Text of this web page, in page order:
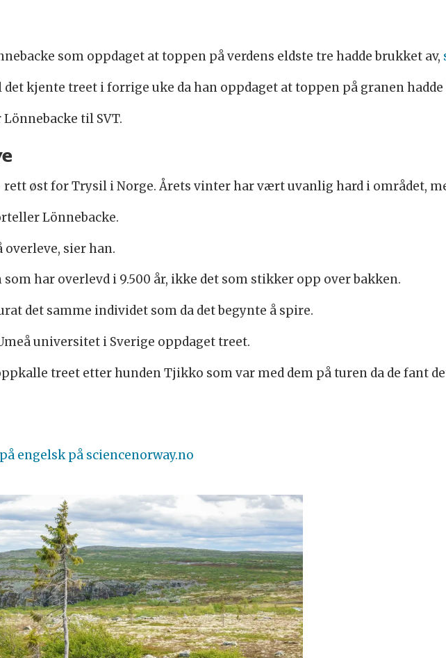
som oppdaget at toppen på verdens eldste tre hadde brukket av,
kjente treet i forrige uke da han oppdaget at toppen på granen
til SVT.
øst for Trysil i Norge. Årets vinter har vært uvanlig hard i området,
Lönnebacke.
sier han.
har overlevd i 9.500 år, ikke det som stikker opp over bakken.
det samme individet som da det begynte å spire.
universitet i Sverige oppdaget treet.
treet etter hunden Tjikko som var med dem på turen da de fant
engelsk på sciencenorway.no